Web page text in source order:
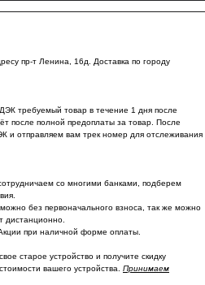
пр-т Ленина, 16д. Доставка по городу
требуемый товар в течение 1 дня после
после полной предоплаты за товар. После
и отправляем вам трек номер для отслеживания
со многими банками, подберем
без первоначального взноса, так же можно
дистанционно.
при наличной форме оплаты.
старое устройство и получите скидку
вашего устройства. Принимаем